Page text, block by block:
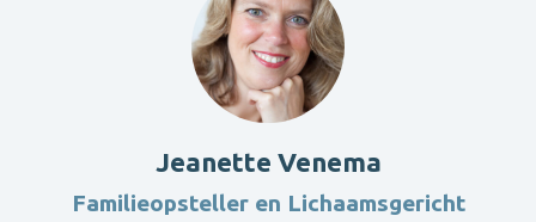
Jeanette Venema
Familieopsteller en Lichaamsgericht